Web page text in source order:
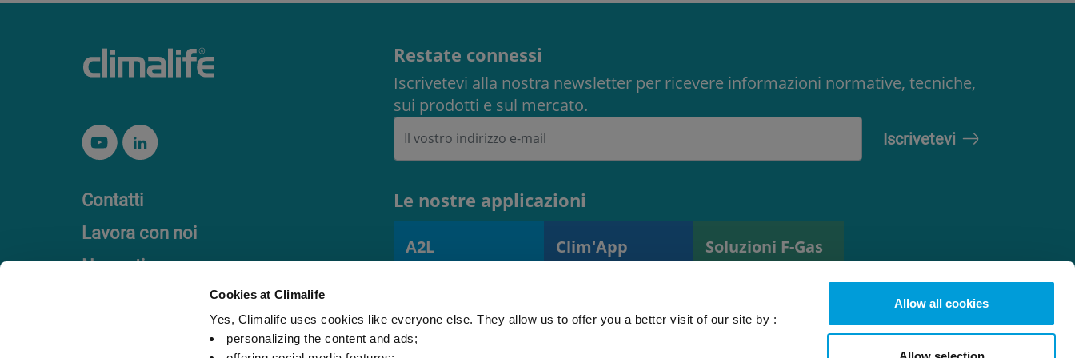
Cookies at Climalife
Yes, Climalife uses cookies like everyone else. They allow us to offer you a better visit of our site by :
personalizing the content and ads;
Allow all cookies
Contatti
Lavora con noi
Normativa
Restate connessi
Iscrivetevi alla nostra newsletter per ricevere informazioni normative, tecniche,
sui prodotti e sul mercato.
Le nostre applicazioni
A2L
(EN378)
Clim'App
delle attrezzature
Soluzioni F-Gas
refrigerante